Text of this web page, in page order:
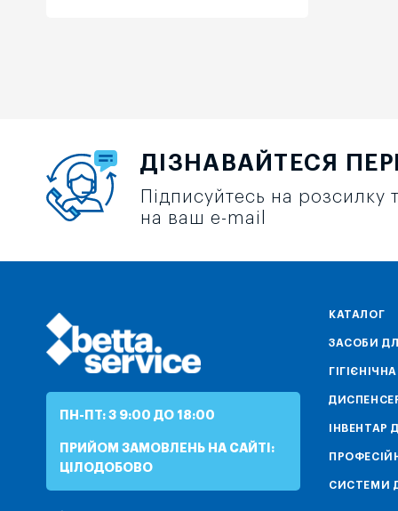
ДІЗНАВАЙТЕСЯ
Підписуйтесь на розсилку
на ваш e-mail
ПН-ПТ: З 9:00 ДО 18:00
ПРИЙОМ ЗАМОВЛЕНЬ НА САЙТІ:
ЦІЛОДОБОВО
КАТАЛОГ
ЗАСОБИ
ІНВЕНТАР
СИСТЕМИ